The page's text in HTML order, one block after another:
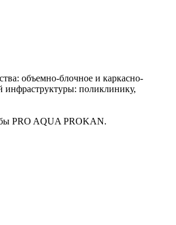
объемно-блочное и каркасно-
инфраструктуры: поликлинику,
PRO AQUA PROKAN.